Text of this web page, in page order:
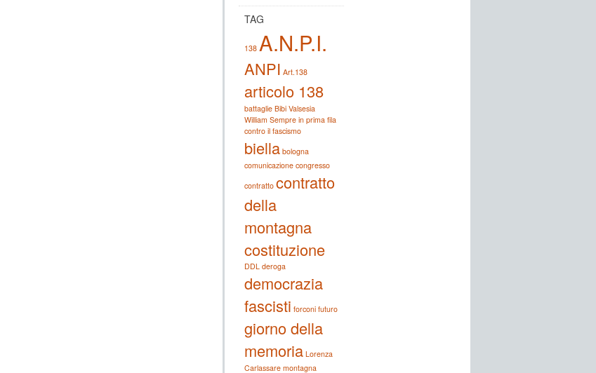
TAG
138 A.N.P.I.
ANPI Art.138
articolo 138
battaglie Bibi Valsesia
William Sempre in prima fila
contro il fascismo
biella bologna
comunicazione congresso
contratto contratto
della
montagna
costituzione
DDL deroga
democrazia
fascisti forconi futuro
giorno della
memoria Lorenza
Carlassare montagna